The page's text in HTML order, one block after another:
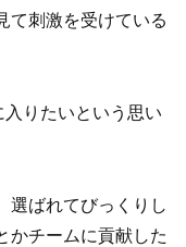
て刺激を受けている
りたいという思い
選ばれてびっくりし
かチームに貢献した